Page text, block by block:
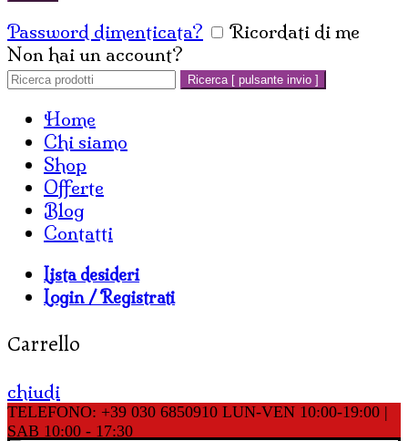
Password dimenticata?
Ricordati di me
Non hai un account?
Cerca:
Ricerca [ pulsante invio ]
Home
Chi siamo
Shop
Offerte
Blog
Contatti
Lista desideri
Login / Registrati
Carrello
chiudi
TELEFONO: +39 030 6850910 LUN-VEN 10:00-19:00 |
SAB 10:00 - 17:30